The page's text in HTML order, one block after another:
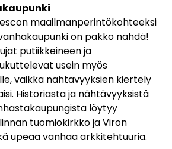
maailmanperintökohteeksi
on pakko nähdä!
putiikkeineen ja
usein myös
vaikka nähtävyyksien kiertely
Historiasta ja nähtävyyksistä
löytyy
tuomiokirkko ja Viron
upeaa vanhaa arkkitehtuuria.